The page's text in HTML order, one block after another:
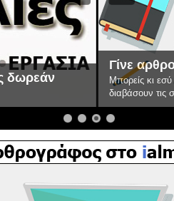
ialmopia.gr!
να συμμετέχεις στην παρέα μας και
τους προβληματισμούς σου